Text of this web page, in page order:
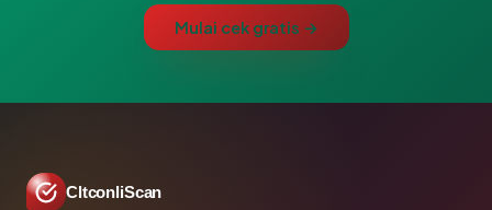
Mulai cek gratis →
CltconliScan